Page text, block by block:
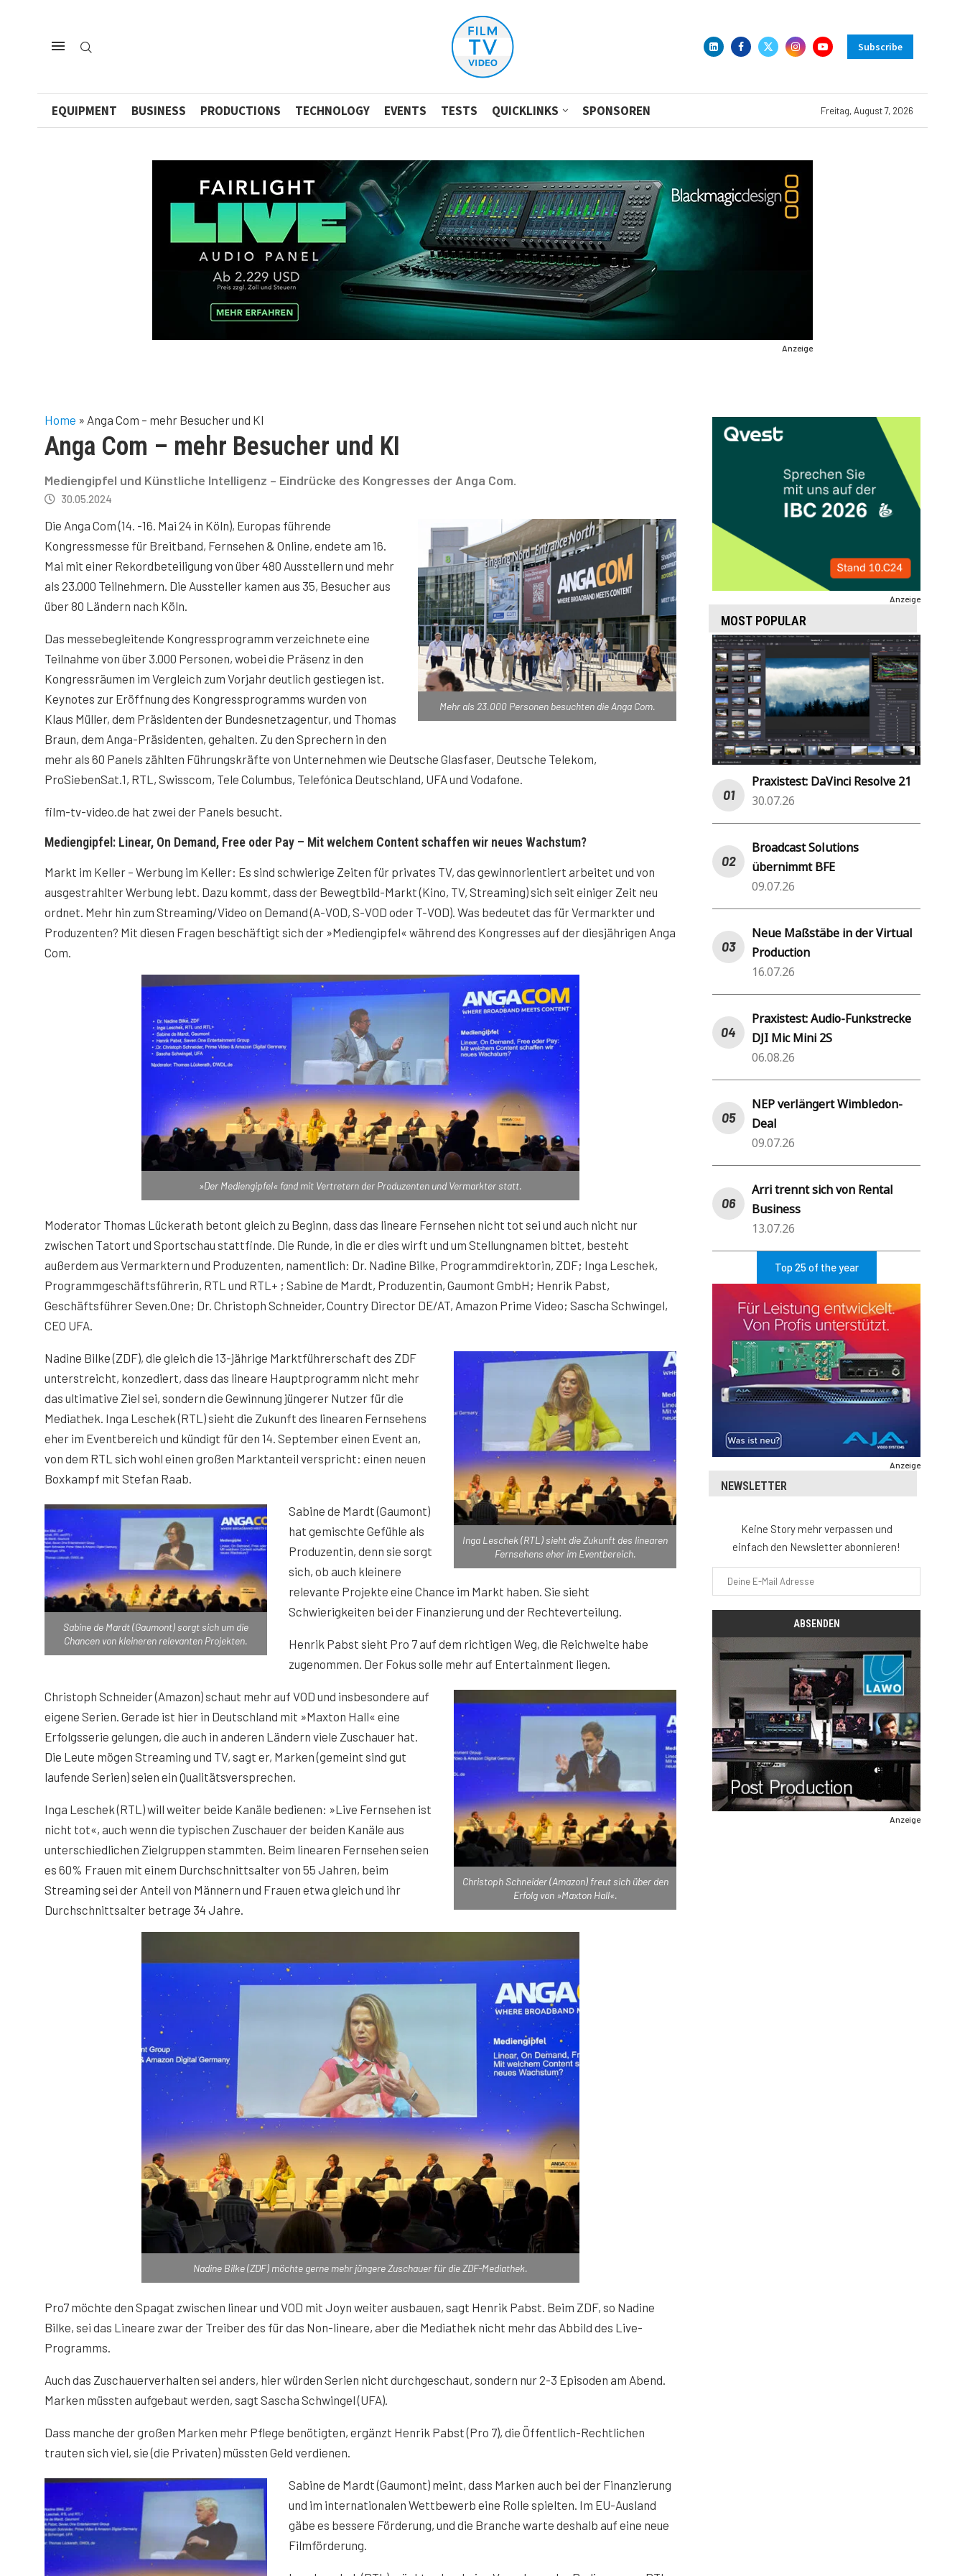
Subscribe
EQUIPMENT BUSINESS PRODUCTIONS TECHNOLOGY EVENTS TESTS QUICKLINKS SPONSOREN Freitag, August 7, 2026
Anzeige
Home » Anga Com – mehr Besucher und KI
Anga Com – mehr Besucher und KI
Mediengipfel und Künstliche Intelligenz – Eindrücke des Kongresses der Anga Com.
30.05.2024
Mehr als 23.000 Personen besuchten die Anga Com.
Die Anga Com (14. -16. Mai 24 in Köln), Europas führende
Kongressmesse für Breitband, Fernsehen & Online, endete am 16.
Mai mit einer Rekordbeteiligung von über 480 Ausstellern und mehr
als 23.000 Teilnehmern. Die Aussteller kamen aus 35, Besucher aus
über 80 Ländern nach Köln.
Das messebegleitende Kongressprogramm verzeichnete eine
Teilnahme von über 3.000 Personen, wobei die Präsenz in den
Kongressräumen im Vergleich zum Vorjahr deutlich gestiegen ist.
Keynotes zur Eröffnung des Kongressprogramms wurden von
Klaus Müller, dem Präsidenten der Bundesnetzagentur, und Thomas
Braun, dem Anga-Präsidenten, gehalten. Zu den Sprechern in den
mehr als 60 Panels zählten Führungskräfte von Unternehmen wie Deutsche Glasfaser, Deutsche Telekom,
ProSiebenSat.1, RTL, Swisscom, Tele Columbus, Telefónica Deutschland, UFA und Vodafone.
film-tv-video.de hat zwei der Panels besucht.
Mediengipfel: Linear, On Demand, Free oder Pay – Mit welchem Content schaffen wir neues Wachstum?
Markt im Keller – Werbung im Keller: Es sind schwierige Zeiten für privates TV, das gewinnorientiert arbeitet und von
ausgestrahlter Werbung lebt. Dazu kommt, dass der Bewegtbild-Markt (Kino, TV, Streaming) sich seit einiger Zeit neu
ordnet. Mehr hin zum Streaming/Video on Demand (A-VOD, S-VOD oder T-VOD). Was bedeutet das für Vermarkter und
Produzenten? Mit diesen Fragen beschäftigt sich der »Mediengipfel« während des Kongresses auf der diesjährigen Anga
Com.
»Der Mediengipfel« fand mit Vertretern der Produzenten und Vermarkter statt.
Moderator Thomas Lückerath betont gleich zu Beginn, dass das lineare Fernsehen nicht tot sei und auch nicht nur
zwischen Tatort und Sportschau stattfinde. Die Runde, in die er dies wirft und um Stellungnamen bittet, besteht
außerdem aus Vermarktern und Produzenten, namentlich: Dr. Nadine Bilke, Programmdirektorin, ZDF; Inga Leschek,
Programmgeschäftsführerin, RTL und RTL+ ; Sabine de Mardt, Produzentin, Gaumont GmbH; Henrik Pabst,
Geschäftsführer Seven.One; Dr. Christoph Schneider, Country Director DE/AT, Amazon Prime Video; Sascha Schwingel,
CEO UFA.
Inga Leschek (RTL) sieht die Zukunft des linearen
Fernsehens eher im Eventbereich.
Nadine Bilke (ZDF), die gleich die 13-jährige Marktführerschaft des ZDF
unterstreicht, konzediert, dass das lineare Hauptprogramm nicht mehr
das ultimative Ziel sei, sondern die Gewinnung jüngerer Nutzer für die
Mediathek. Inga Leschek (RTL) sieht die Zukunft des linearen Fernsehens
eher im Eventbereich und kündigt für den 14. September einen Event an,
von dem RTL sich wohl einen großen Marktanteil verspricht: einen neuen
Boxkampf mit Stefan Raab.
Sabine de Mardt (Gaumont) sorgt sich um die
Chancen von kleineren relevanten Projekten.
Sabine de Mardt (Gaumont)
hat gemischte Gefühle als
Produzentin, denn sie sorgt
sich, ob auch kleinere
relevante Projekte eine Chance im Markt haben. Sie sieht
Schwierigkeiten bei der Finanzierung und der Rechteverteilung.
Henrik Pabst sieht Pro 7 auf dem richtigen Weg, die Reichweite habe
zugenommen. Der Fokus solle mehr auf Entertainment liegen.
Christoph Schneider (Amazon) freut sich über den
Erfolg von »Maxton Hall«.
Christoph Schneider (Amazon) schaut mehr auf VOD und insbesondere auf
eigene Serien. Gerade ist hier in Deutschland mit »Maxton Hall« eine
Erfolgsserie gelungen, die auch in anderen Ländern viele Zuschauer hat.
Die Leute mögen Streaming und TV, sagt er, Marken (gemeint sind gut
laufende Serien) seien ein Qualitätsversprechen.
Inga Leschek (RTL) will weiter beide Kanäle bedienen: »Live Fernsehen ist
nicht tot«, auch wenn die typischen Zuschauer der beiden Kanäle aus
unterschiedlichen Zielgruppen stammten. Beim linearen Fernsehen seien
es 60% Frauen mit einem Durchschnittsalter von 55 Jahren, beim
Streaming sei der Anteil von Männern und Frauen etwa gleich und ihr
Durchschnittsalter betrage 34 Jahre.
Nadine Bilke (ZDF) möchte gerne mehr jüngere Zuschauer für die ZDF-Mediathek.
Pro7 möchte den Spagat zwischen linear und VOD mit Joyn weiter ausbauen, sagt Henrik Pabst. Beim ZDF, so Nadine
Bilke, sei das Lineare zwar der Treiber des für das Non-lineare, aber die Mediathek nicht mehr das Abbild des Live-
Programms.
Auch das Zuschauerverhalten sei anders, hier würden Serien nicht durchgeschaut, sondern nur 2-3 Episoden am Abend.
Marken müssten aufgebaut werden, sagt Sascha Schwingel (UFA).
Dass manche der großen Marken mehr Pflege benötigten, ergänzt Henrik Pabst (Pro 7), die Öffentlich-Rechtlichen
trauten sich viel, sie (die Privaten) müssten Geld verdienen.
Sabine de Mardt (Gaumont) meint, dass Marken auch bei der Finanzierung
und im internationalen Wettbewerb eine Rolle spielten. Im EU-Ausland
gäbe es bessere Förderung, und die Branche warte deshalb auf eine neue
Filmförderung.
Anzeige
MOST POPULAR
Praxistest: DaVinci Resolve 21
30.07.26
Broadcast Solutions
übernimmt BFE
09.07.26
Neue Maßstäbe in der Virtual
Production
16.07.26
Praxistest: Audio-Funkstrecke
DJI Mic Mini 2S
06.08.26
NEP verlängert Wimbledon-
Deal
09.07.26
Arri trennt sich von Rental
Business
13.07.26
Top 25 of the year
Anzeige
NEWSLETTER
Keine Story mehr verpassen und
einfach den Newsletter abonnieren!
Anzeige